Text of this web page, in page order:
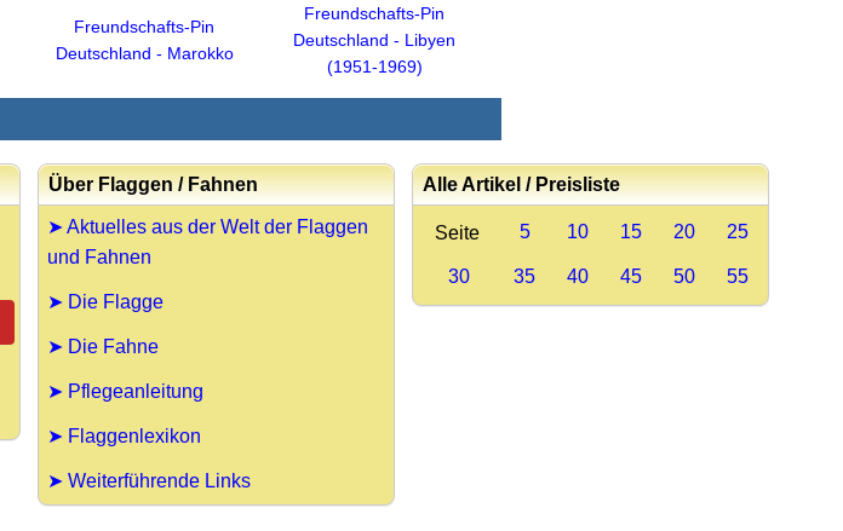
Freundschafts-Pin
Deutschland - Marokko
Freundschafts-Pin
Deutschland - Libyen
(1951-1969)
Über Flaggen / Fahnen
➤ Aktuelles aus der Welt der Flaggen
und Fahnen
➤ Die Flagge
➤ Die Fahne
➤ Pflegeanleitung
➤ Flaggenlexikon
➤ Weiterführende Links
Alle Artikel / Preisliste
Seite 5 10 15 20 25
30 35 40 45 50 55